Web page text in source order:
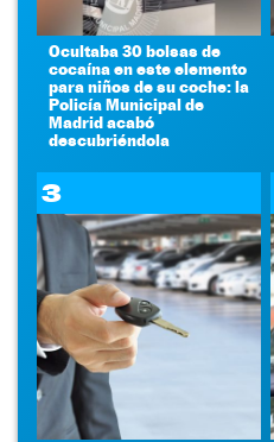
Ocultaba 30 bolsas de
cocaína en este elemento
para niños de su coche: la
Policía Municipal de
Madrid acabó
descubriéndola
3